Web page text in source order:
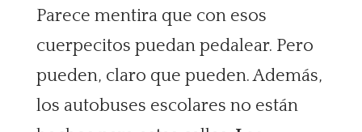
Parece mentira que con esos
cuerpecitos puedan pedalear. Pero
pueden, claro que pueden. Además,
los autobuses escolares no están